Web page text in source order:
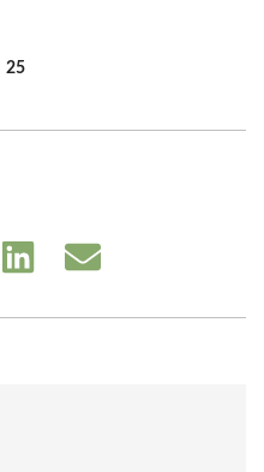
25
Share
Share